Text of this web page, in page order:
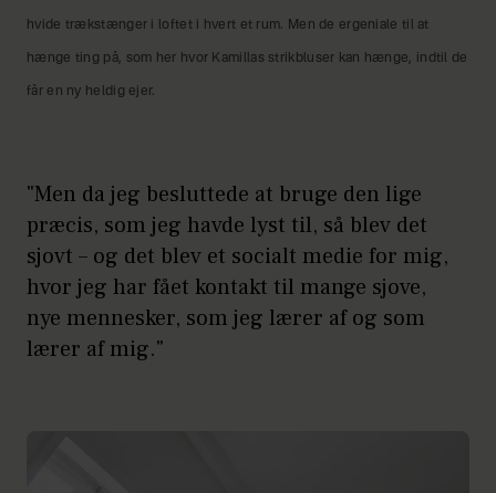
hvide trækstænger i loftet i hvert et rum. Men de ergeniale til at
hænge ting på, som her hvor Kamillas strikbluser kan hænge, indtil de
får en ny heldig ejer.
"Men da jeg besluttede at bruge den lige
præcis, som jeg havde lyst til, så blev det
sjovt – og det blev et socialt medie for mig,
hvor jeg har fået kontakt til mange sjove,
nye mennesker, som jeg lærer af og som
lærer af mig."